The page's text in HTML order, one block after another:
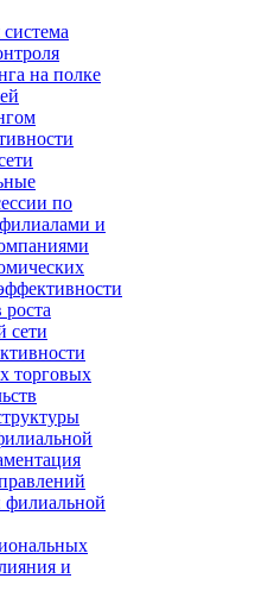
на полке
по
и
сети
торговых
филиальной
и